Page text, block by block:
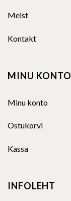
Meist
Kontakt
MINU KONTO
Minu konto
Ostukorvi
Kassa
INFOLEHT